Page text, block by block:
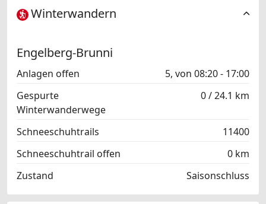
Winterwandern
Engelberg-Brunni
Anlagen offen
5, von 08:20 - 17:00
Gespurte
Winterwanderwege
0 / 24.1 km
Schneeschuhtrails
11400
Schneeschuhtrail offen
0 km
Zustand
Saisonschluss